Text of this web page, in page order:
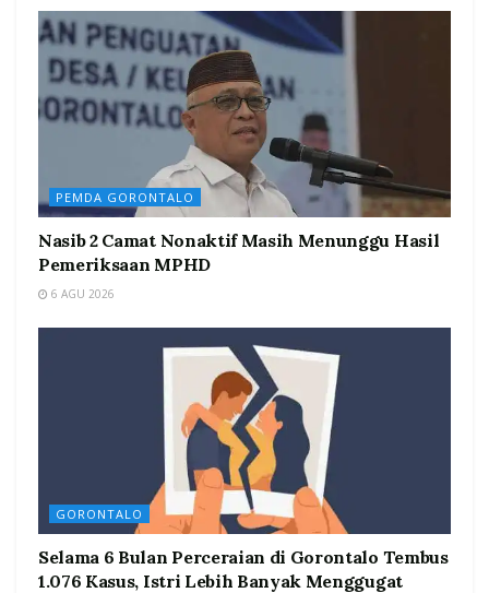
PEMDA GORONTALO
Nasib 2 Camat Nonaktif Masih Menunggu Hasil
Pemeriksaan MPHD
6 AGU 2026
GORONTALO
Selama 6 Bulan Perceraian di Gorontalo Tembus
1.076 Kasus, Istri Lebih Banyak Menggugat